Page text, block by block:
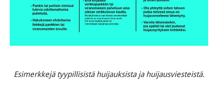
Esimerkkejä tyypillisistä huijauksista ja huijausviesteistä.